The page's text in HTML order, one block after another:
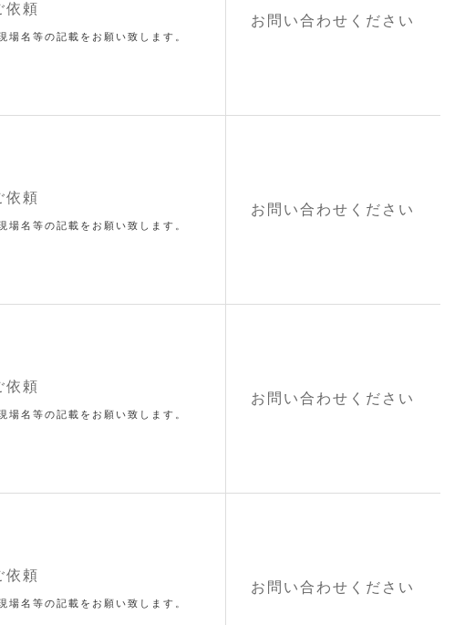
依頼
名等の記載をお願い致します。
お問い合わせください
依頼
名等の記載をお願い致します。
お問い合わせください
依頼
名等の記載をお願い致します。
お問い合わせください
依頼
名等の記載をお願い致します。
お問い合わせください